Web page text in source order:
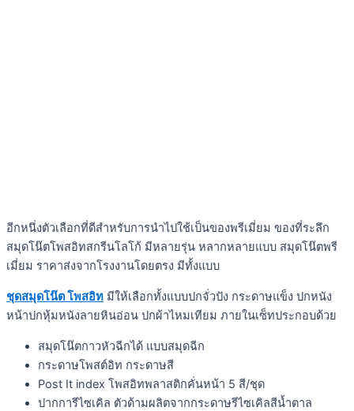
อีกหนึ่งตัวเลือกที่ดีสำหรับการนำไปใช้เป็นของพรีเมี่ยม ของที่ระลึก
สมุดโน๊ตโพสอิทสกรีนโลโก้ มีหลายรุ่น หลากหลายแบบ สมุดโน๊ตพรี
เมี่ยม ราคาส่งจากโรงงานโดยตรง มีทั้งแบบ
ชุดสมุดโน๊ต โพสอิท มีให้เลือกทั้งแบบปกจั่วปัง กระดาษแข็ง ปกหนัง
หน้าปกหุ้มหนังลายหินอ่อน ปกผ้าไหมเทียม ภายในเซ็ทประกอบด้วย
สมุดโน๊ตกาวหัวฉีกได้ แบบสมุดฉีก
กระดาษโพสต์อิท กระดาษสี
Post It index โพสอิทพลาสติกคั่นหน้า 5 สี/ชุด
ปากการีไซเคิล ตัวด้ามผลิตจากกระดาษรีไซเคิลสีน้ำตาล